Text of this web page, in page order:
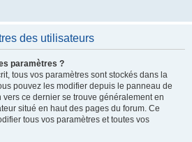
des utilisateurs
paramètres ?
tous vos paramètres sont stockés dans la
pouvez les modifier depuis le panneau de
vers ce dernier se trouve généralement en
situé en haut des pages du forum. Ce
tous vos paramètres et toutes vos